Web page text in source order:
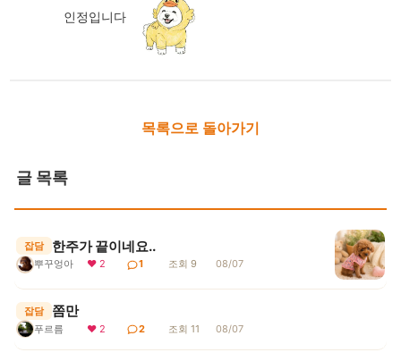
인정입니다
목록으로 돌아가기
글 목록
잡담 한주가 끝이네요..
뿌꾸엉아 ❤ 2 1 조회 9 08/07
잡담 쫌만
푸르름 ❤ 2 2 조회 11 08/07